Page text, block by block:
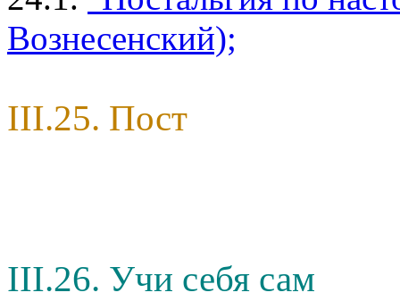
Вознесенский);
III.25. Пост
III.26. Учи себя сам